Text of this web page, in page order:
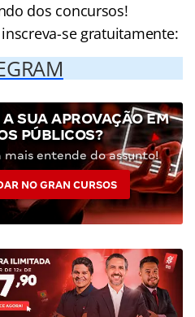
dos concursos!
se gratuitamente:
SUA APROVAÇÃO EM
PÚBLICOS?
entende do assunto!
NO GRAN CURSOS